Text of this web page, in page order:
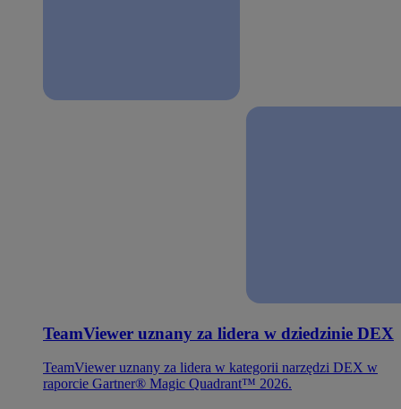
TeamViewer uznany za lidera w dziedzinie DEX
TeamViewer uznany za lidera w kategorii narzędzi DEX w
raporcie Gartner® Magic Quadrant™ 2026.